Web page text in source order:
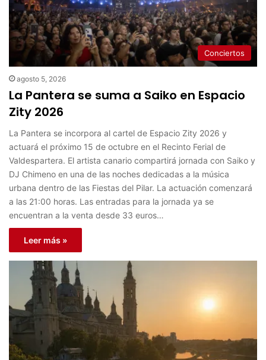
Conciertos
agosto 5, 2026
La Pantera se suma a Saiko en Espacio
Zity 2026
La Pantera se incorpora al cartel de Espacio Zity 2026 y
actuará el próximo 15 de octubre en el Recinto Ferial de
Valdespartera. El artista canario compartirá jornada con Saiko y
DJ Chimeno en una de las noches dedicadas a la música
urbana dentro de las Fiestas del Pilar. La actuación comenzará
a las 21:00 horas. Las entradas para la jornada ya se
encuentran a la venta desde 33 euros…
Leer más »